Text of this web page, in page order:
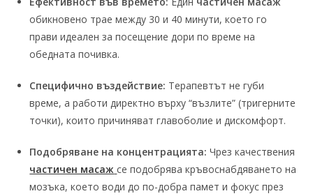
обикновено трае между 30 и 40 минути, което го
прави идеален за посещение дори по време на
обедната почивка.
Специфично въздействие: Терапевтът не губи
време, а работи директно върху “възлите” (тригерните
точки), които причиняват главоболие и дискомфорт.
Подобряване на концентрацията: Чрез качествения
частичен масаж се подобрява кръвоснабдяването на
мозъка, което води до по-добра памет и фокус през